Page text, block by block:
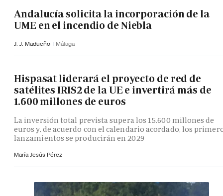
Andalucía solicita la incorporación de la
UME en el incendio de Niebla
J. J. Madueño Málaga
Hispasat liderará el proyecto de red de
satélites IRIS2 de la UE e invertirá más de
1.600 millones de euros
La inversión total prevista supera los 15.600 millones de
euros y, de acuerdo con el calendario acordado, los
lanzamientos se producirán en 2029
María Jesús Pérez